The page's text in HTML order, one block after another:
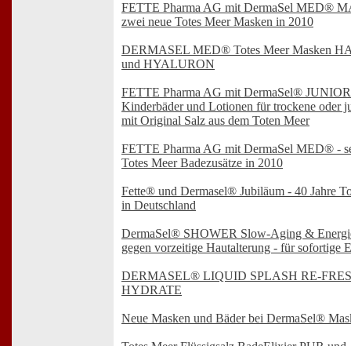
FETTE Pharma AG mit DermaSel MED®
zwei neue Totes Meer Masken in 2010
DERMASEL MED® Totes Meer Masken
und HYALURON
FETTE Pharma AG mit DermaSel®
Kinderbäder und Lotionen für trockene oder
mit Original Salz aus dem Toten Meer
FETTE Pharma AG mit DermaSel MED® -
Totes Meer Badezusätze in 2010
Fette® und Dermasel® Jubiläum - 40 Jahre
in Deutschland
DermaSel® SHOWER Slow-Aging &
gegen vorzeitige Hautalterung - für sofortige
DERMASEL® LIQUID SPLASH RE-
HYDRATE
Neue Masken und Bäder bei DermaSel®